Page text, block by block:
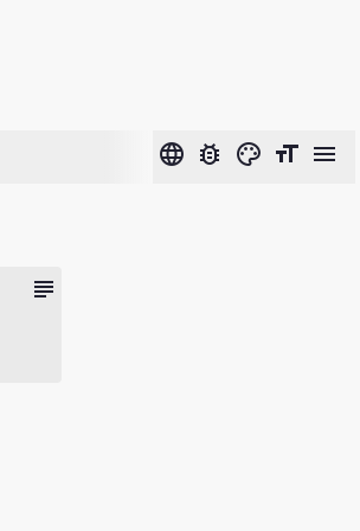
language bug_report color_lens format_size menu
subject